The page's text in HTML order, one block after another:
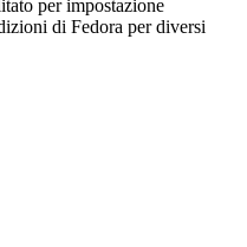
per impostazione
di Fedora per diversi